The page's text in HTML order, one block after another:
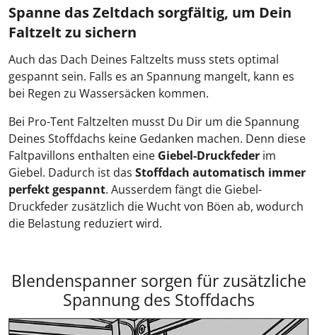
Spanne das Zeltdach sorgfältig, um Dein
Faltzelt zu sichern
Auch das Dach Deines Faltzelts muss stets optimal
gespannt sein. Falls es an Spannung mangelt, kann es
bei Regen zu Wassersäcken kommen.
Bei Pro-Tent Faltzelten musst Du Dir um die Spannung
Deines Stoffdachs keine Gedanken machen. Denn diese
Faltpavillons enthalten eine Giebel-Druckfeder im
Giebel. Dadurch ist das Stoffdach automatisch immer
perfekt gespannt. Ausserdem fängt die Giebel-
Druckfeder zusätzlich die Wucht von Böen ab, wodurch
die Belastung reduziert wird.
Blendenspanner sorgen für zusätzliche
Spannung des Stoffdachs